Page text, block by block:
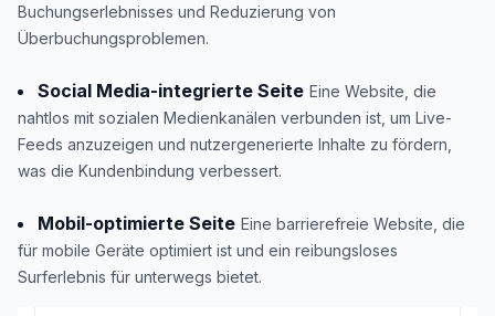
Buchungserlebnisses und Reduzierung von
Überbuchungsproblemen.
Social Media-integrierte Seite Eine Website, die
nahtlos mit sozialen Medienkanälen verbunden ist, um Live-
Feeds anzuzeigen und nutzergenerierte Inhalte zu fördern,
was die Kundenbindung verbessert.
Mobil-optimierte Seite Eine barrierefreie Website, die
für mobile Geräte optimiert ist und ein reibungsloses
Surferlebnis für unterwegs bietet.